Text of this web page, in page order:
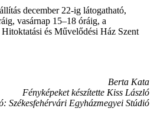
december 22-ig látogatható,
vasárnap 15–18 óráig, a
és Művelődési Ház Szent
Berta Kata
Fényképeket készítette Kiss László
Székesfehérvári Egyházmegyei Stúdió